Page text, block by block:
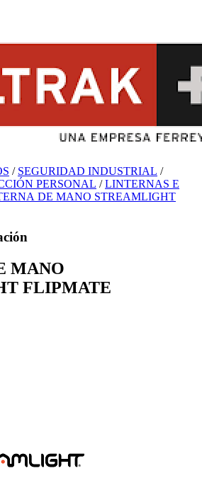
/ SEGURIDAD INDUSTRIAL /
PERSONAL /LINTERNAS E
DE MANO STREAMLIGHT
MANO
FLIPMATE